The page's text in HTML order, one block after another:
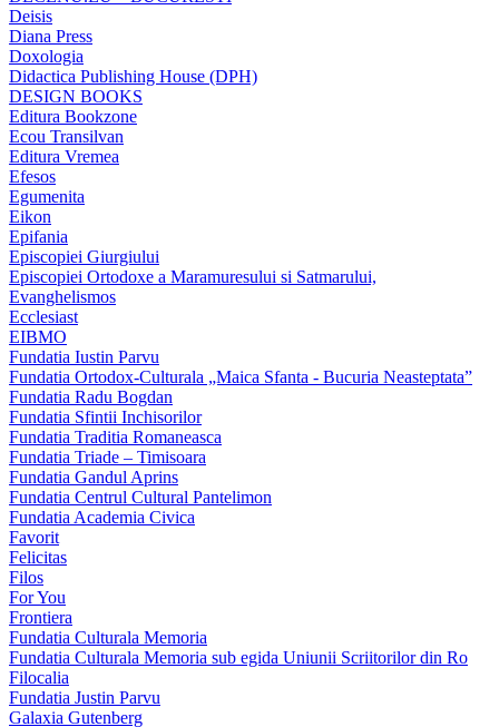
Deisis
Diana Press
Doxologia
Didactica Publishing House (DPH)
DESIGN BOOKS
Editura Bookzone
Ecou Transilvan
Editura Vremea
Efesos
Egumenita
Eikon
Epifania
Episcopiei Giurgiului
Episcopiei Ortodoxe a Maramuresului si Satmarului,
Evanghelismos
Ecclesiast
EIBMO
Fundatia Iustin Parvu
Fundatia Ortodox-Culturala „Maica Sfanta - Bucuria Neasteptata”
Fundatia Radu Bogdan
Fundatia Sfintii Inchisorilor
Fundatia Traditia Romaneasca
Fundatia Triade – Timisoara
Fundatia Gandul Aprins
Fundatia Centrul Cultural Pantelimon
Fundatia Academia Civica
Favorit
Felicitas
Filos
For You
Frontiera
Fundatia Culturala Memoria
Fundatia Culturala Memoria sub egida Uniunii Scriitorilor din Ro
Filocalia
Fundatia Justin Parvu
Galaxia Gutenberg